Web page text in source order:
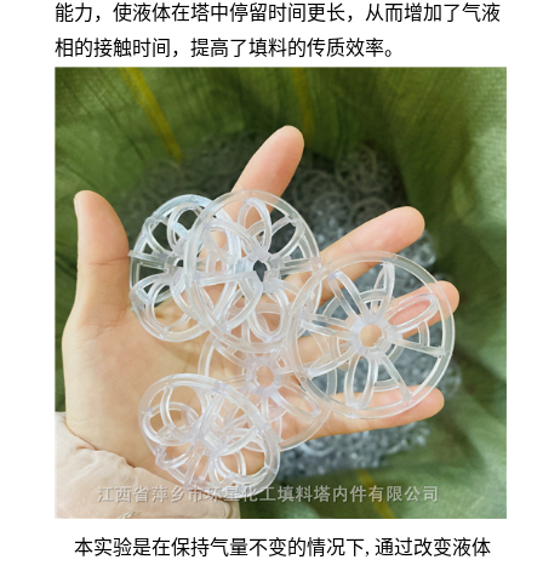
能力，使液体在塔中停留时间更长，从而增加了气液
相的接触时间，提高了填料的传质效率。
本实验是在保持气量不变的情况下, 通过改变液体